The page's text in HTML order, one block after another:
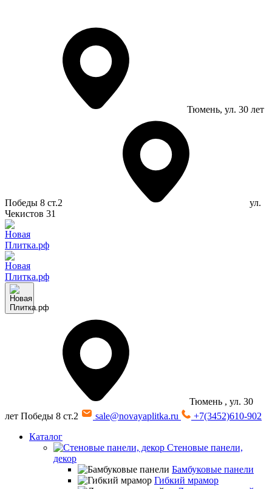
Тюмень, ул. 30 лет
Победы 8 ст.2
ул.
Чекистов 31
Тюмень , ул. 30
лет Победы 8 ст.2
sale@novayaplitka.ru
+7(3452)610-902
Каталог
Стеновые панели,
декор
Бамбуковые панели
Гибкий мрамор